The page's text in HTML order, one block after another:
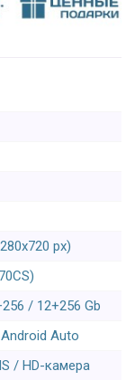
px)
/ 12+256 Gb
Auto
/ HD-камера